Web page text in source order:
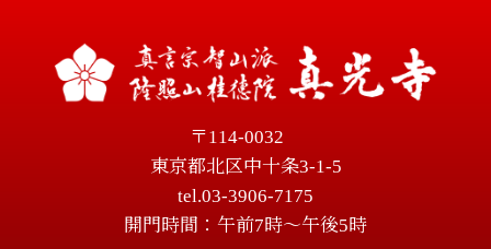
〒114-0032
東京都北区中十条3-1-5
tel.03-3906-7175
開門時間：午前7時～午後5時